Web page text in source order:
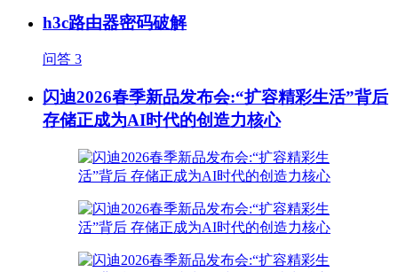
h3c路由器密码破解
问答 3
闪迪2026春季新品发布会:“扩容精彩生活”背后
存储正成为AI时代的创造力核心